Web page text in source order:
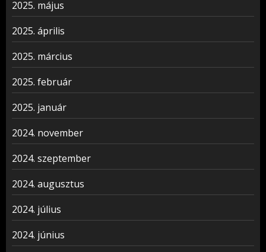
2025. május
2025. április
2025. március
2025. február
2025. január
2024. november
2024. szeptember
2024. augusztus
2024. július
2024. június